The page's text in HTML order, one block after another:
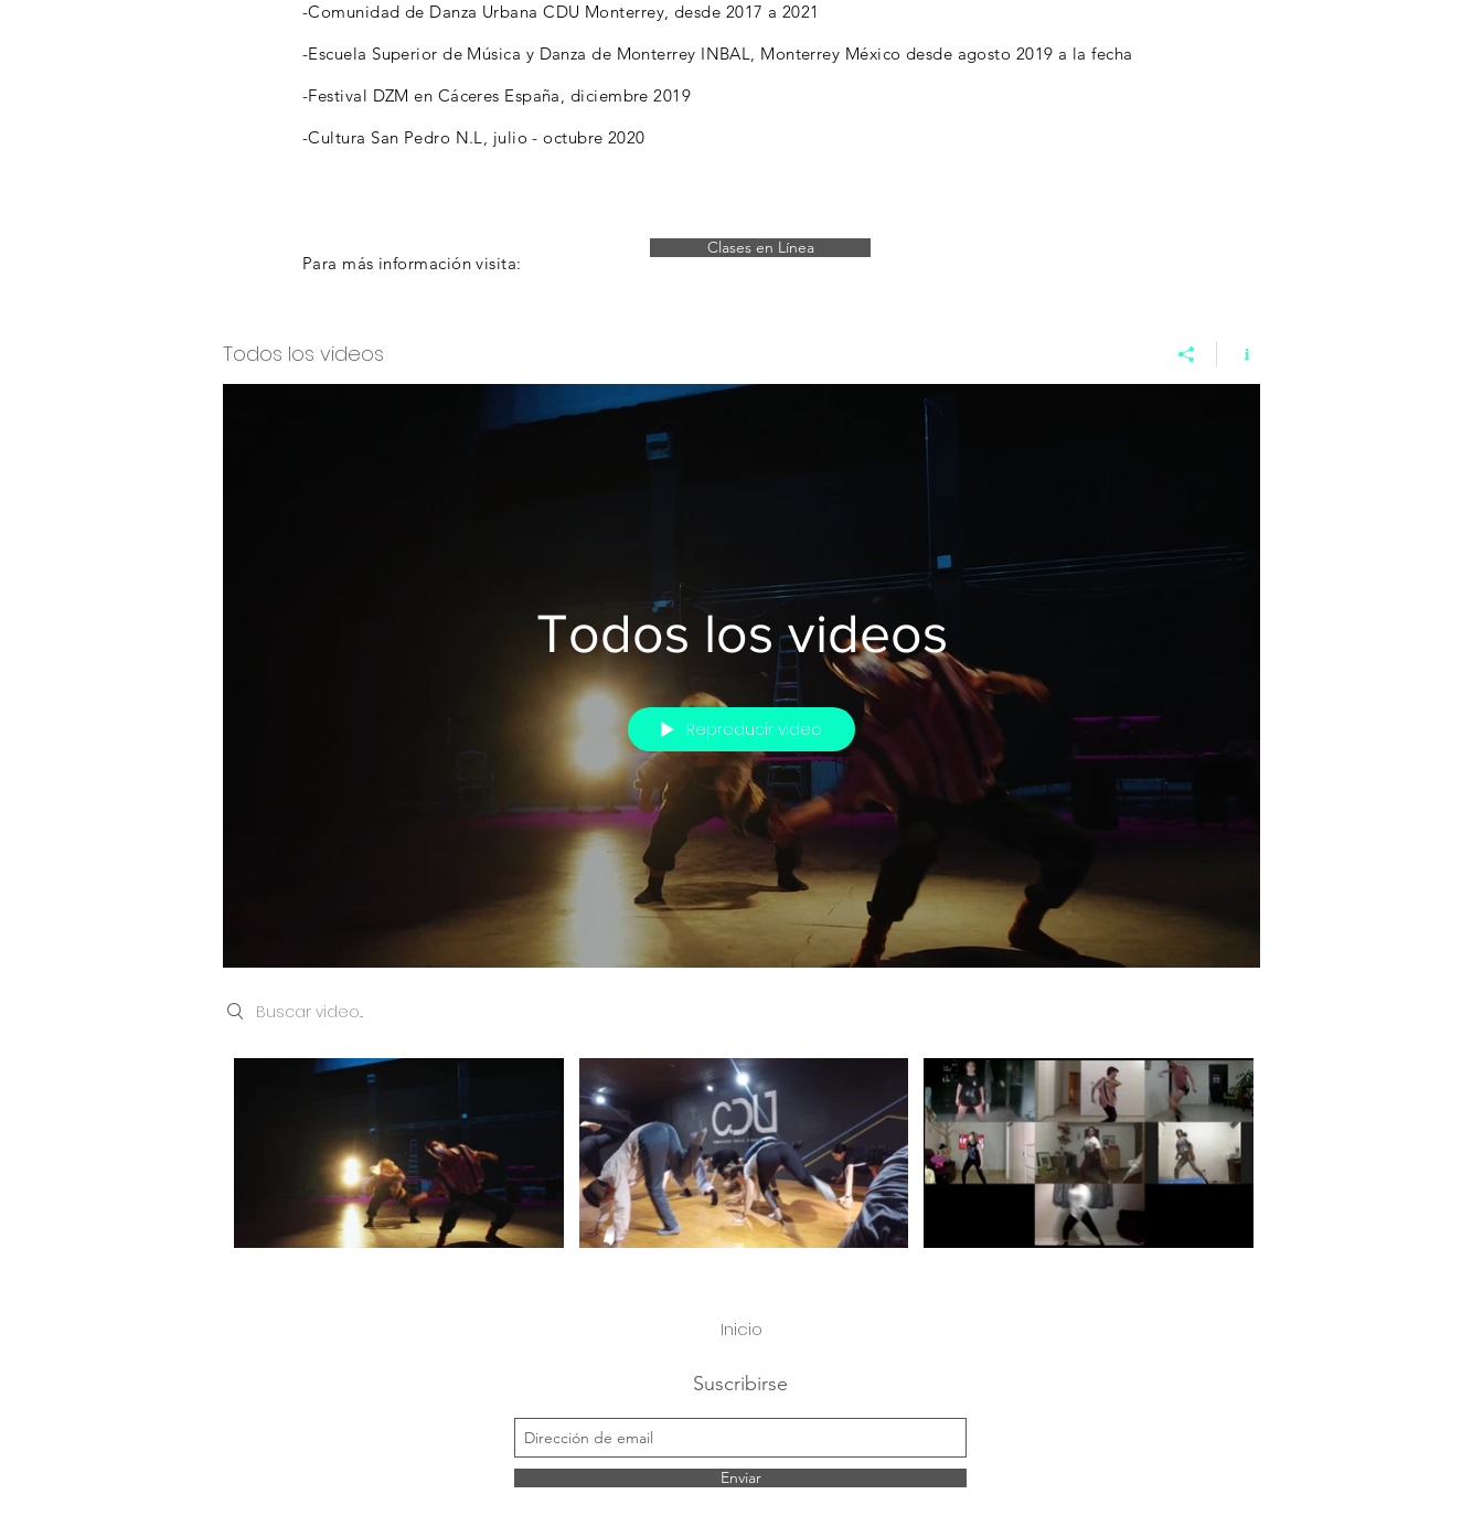
-Comunidad de Danza Urbana CDU Monterrey, desde 2017 a 2021
-Escuela Superior de Música y Danza de Monterrey INBAL, Monterrey México desde agosto 2019 a la fecha
-Festival DZM en Cáceres España, diciembre 2019
-Cultura San Pedro N.L, julio - octubre 2020
Para más información visita:
Clases en Línea
Todos los videos
Todos los videos
Reproducir video
Search videos
Inicio
Suscribirse
Enviar